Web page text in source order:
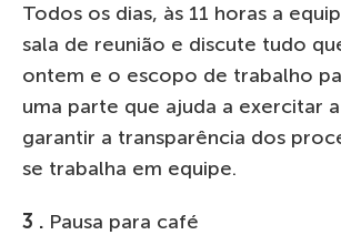
Todos os dias, às 11 horas a
sala de reunião e discute tudo
ontem e o escopo de trabalho
uma parte que ajuda a exercitar
garantir a transparência dos
se trabalha em equipe.
3 . Pausa para café